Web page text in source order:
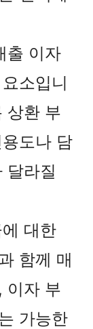
출 이자
소입니
상환 부
도나 담
달라질
대한
함께 매
이자 부
가능한